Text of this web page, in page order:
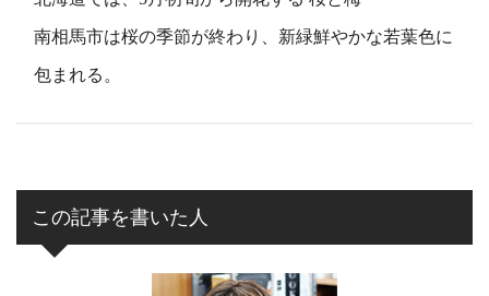
南相馬市は桜の季節が終わり、新緑鮮やかな若葉色に
包まれる。
この記事を書いた人